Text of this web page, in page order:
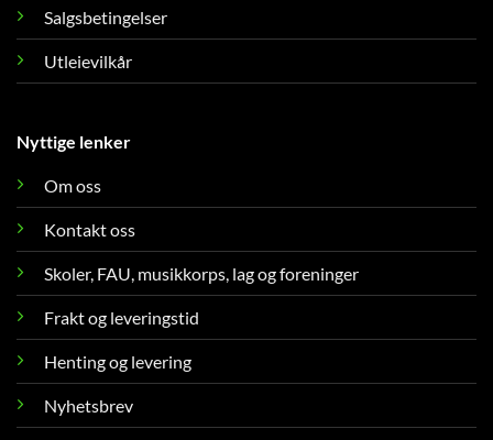
Salgsbetingelser
Utleievilkår
Nyttige lenker
Om oss
Kontakt oss
Skoler, FAU, musikkorps, lag og foreninger
Frakt og leveringstid
Henting og levering
Nyhetsbrev